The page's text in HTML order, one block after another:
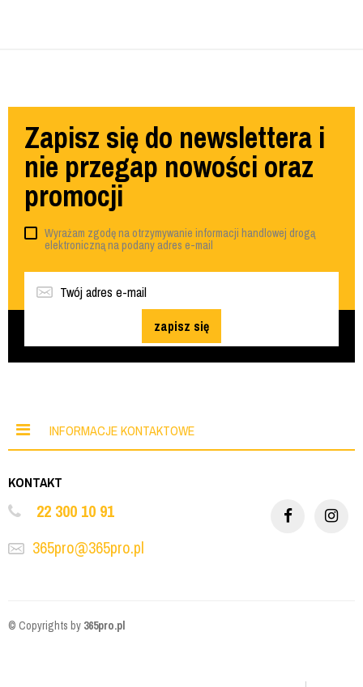
Zapisz się do newslettera i
nie przegap nowości oraz
promocji
Wyrażam zgodę na otrzymywanie informacji handlowej drogą
elektroniczną na podany adres e-mail
zapisz się
INFORMACJE KONTAKTOWE
KONTAKT
22 300 10 91
365pro@365pro.pl
© Copyrights by 365pro.pl